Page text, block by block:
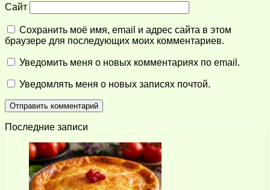
Сайт
Сохранить моё имя, email и адрес сайта в этом
браузере для последующих моих комментариев.
Уведомить меня о новых комментариях по email.
Уведомлять меня о новых записях почтой.
Последние записи